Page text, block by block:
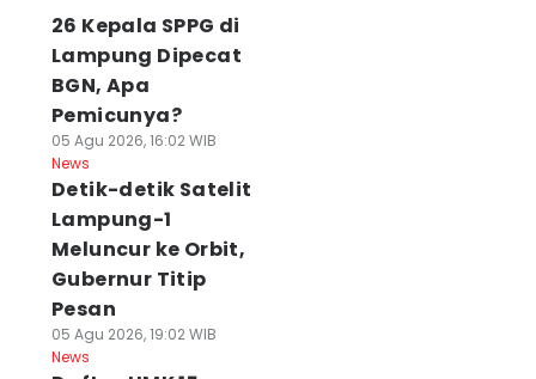
26 Kepala SPPG di
Lampung Dipecat
BGN, Apa
Pemicunya?
05 Agu 2026, 16:02 WIB
News
Detik-detik Satelit
Lampung-1
Meluncur ke Orbit,
Gubernur Titip
Pesan
05 Agu 2026, 19:02 WIB
News